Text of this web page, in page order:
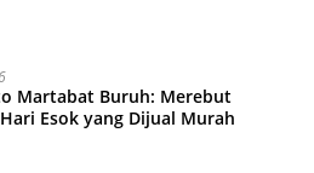
Martabat Buruh: Merebut
Esok yang Dijual Murah